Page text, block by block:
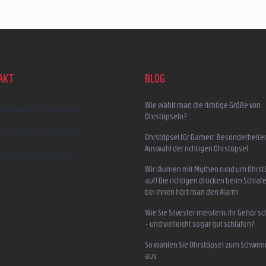
schreiben @ earplugs.at
Wir sind auf Facebook!
earmazing_earplugs
BLOG
Wie wählt man die richtige Größe von
Ohrstöpseln?
Ohrstöpsel für Damen:
Auswahl der richtigen Ohrstöpsel
Wir räumen mit Mythen rund um
auf! Die richtigen drücken beim
bei ihnen hört man den Alarm
Wie Sie Silvester meistern, Ihr Gehör
– und vielleicht sogar gut schlafen?
So wählen Sie Ohrstöpsel zum
aus